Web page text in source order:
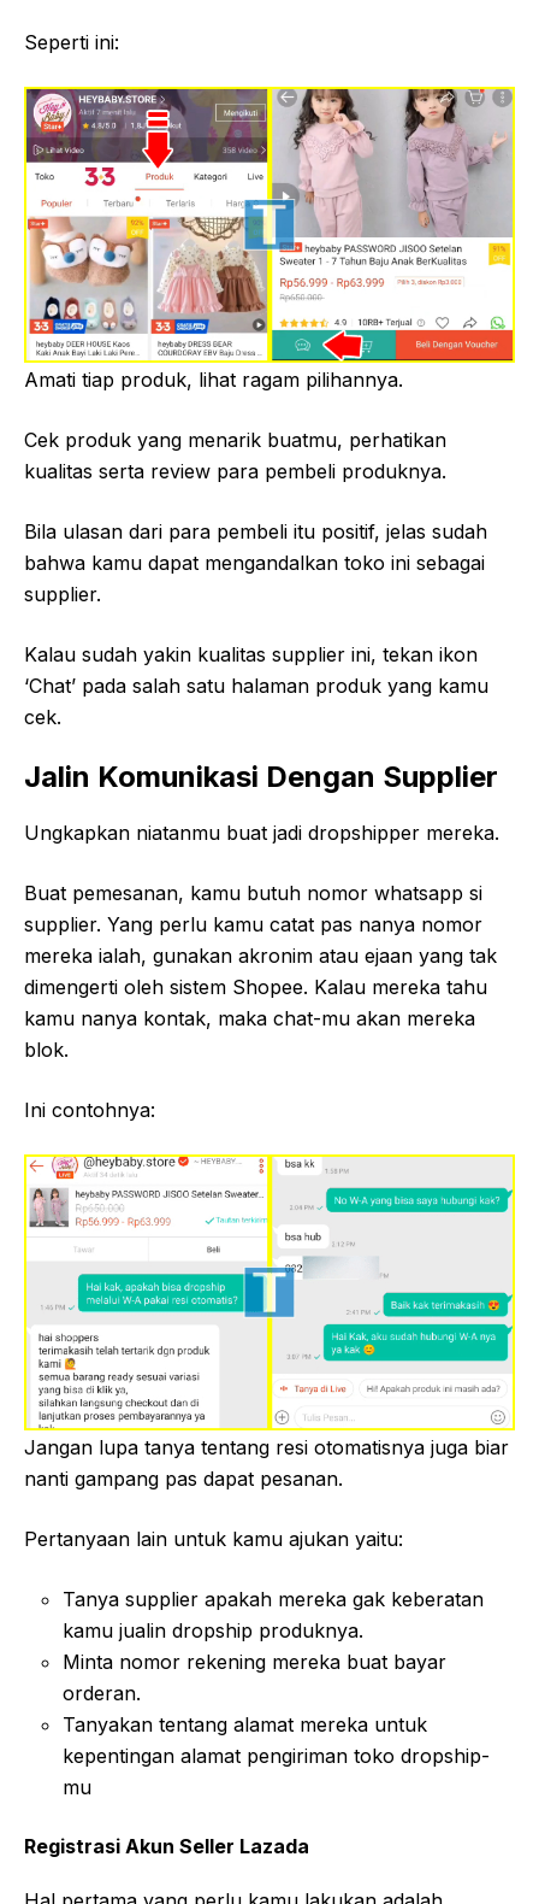
Seperti ini:
Amati tiap produk, lihat ragam pilihannya.
Cek produk yang menarik buatmu, perhatikan
kualitas serta review para pembeli produknya.
Bila ulasan dari para pembeli itu positif, jelas sudah
bahwa kamu dapat mengandalkan toko ini sebagai
supplier.
Kalau sudah yakin kualitas supplier ini, tekan ikon
‘Chat’ pada salah satu halaman produk yang kamu
cek.
Jalin Komunikasi Dengan Supplier
Ungkapkan niatanmu buat jadi dropshipper mereka.
Buat pemesanan, kamu butuh nomor whatsapp si
supplier. Yang perlu kamu catat pas nanya nomor
mereka ialah, gunakan akronim atau ejaan yang tak
dimengerti oleh sistem Shopee. Kalau mereka tahu
kamu nanya kontak, maka chat-mu akan mereka
blok.
Ini contohnya:
Jangan lupa tanya tentang resi otomatisnya juga biar
nanti gampang pas dapat pesanan.
Pertanyaan lain untuk kamu ajukan yaitu:
Tanya supplier apakah mereka gak keberatan
kamu jualin dropship produknya.
Minta nomor rekening mereka buat bayar
orderan.
Tanyakan tentang alamat mereka untuk
kepentingan alamat pengiriman toko dropship-
mu
Registrasi Akun Seller Lazada